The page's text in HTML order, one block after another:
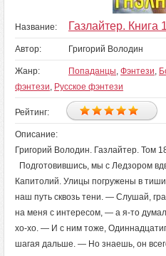
Название: Газлайтер. Книга
Автор: Григорий Володин
Жанр: Попаданцы, Фэнтези,
фэнтези, Русское фэнтези
Рейтинг:
Описание:
Григорий Володин. Газлайтер. Том
Подготовившись, мы с Ледзором
Капитолий. Улицы погружены в
наш путь сквозь тени. — Слушай,
на меня с интересом, — а я-то
хо-хо. — И с ним тоже,
шагая дальше. — Но знаешь, он